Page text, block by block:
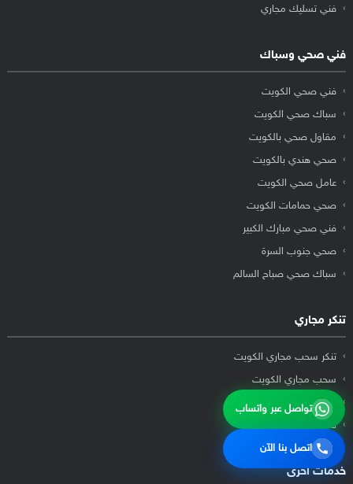
فني تسليك مجاري
فني صحي وسباك
فني صحي الكويت
سباك صحي الكويت
مقاول صحي بالكويت
صحي هندي بالكويت
عامل صحي الكويت
صحي حمامات الكويت
فني صحي مبارك الكبير
صحي جنوب السرة
سباك صحي صباح السالم
تنكر مجاري
تنكر سحب مجاري الكويت
سحب مجاري الكويت
تنظيف جورة السرداب
تنكر مجاري العبدلي
خدمات أخرى
تواصل عبر واتساب
اتصل بنا الآن